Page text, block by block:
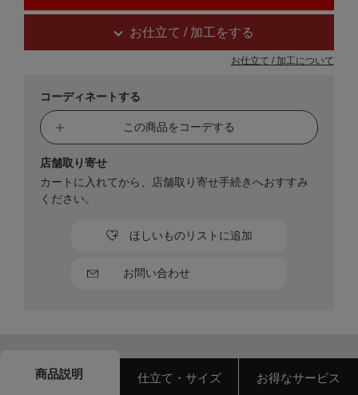
お仕立て / 加工をする
お仕立て / 加工について
コーディネートする
この商品をコーデする
お問い合わせ
ほしいものリストに追加
店舗取り寄せ
カートに入れてから、店舗取り寄せ手続きへおすすみ
ください。
商品説明 仕立て・サイズ お得なサービス